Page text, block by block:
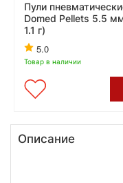
Пули
Domed Pellets 5.5
1.1 г)
5.0
Товар в наличии
Описание